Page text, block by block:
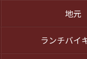
地元
ランチバイ